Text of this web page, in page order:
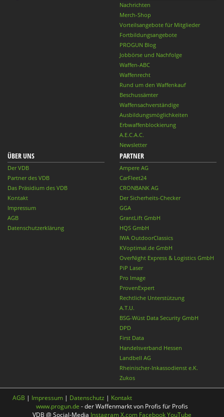
Nachrichten
Merch-Shop
Vorteilsangebote für Mitglieder
Fortbildungsangebote
PROGUN Blog
Jobbörse und Nachfolge
Waffen-ABC
Waffenrecht
Rund um den Waffenkauf
Beschussämter
Waffensachverständige
Ausbildungsmöglichkeiten
Erbwaffenblockierung
A.E.C.A.C.
Newsletter
ÜBER UNS
Der VDB
Partner des VDB
Das Präsidium des VDB
Kontakt
Impressum
AGB
Datenschutzerklärung
PARTNER
Ampere AG
CarFleet24
CRONBANK AG
Der Sicherheits-Checker
GGA
GrantLift GmbH
HQS GmbH
IWA OutdoorClassics
KVoptimal.de GmbH
OverNight Express & Logistics GmbH
PiP Laser
Pro Image
ProvenExpert
Rechtliche Unterstützung
A.T.U.
BSG-Wüst Data Security GmbH
DPD
First Data
Handelsverband Hessen
Landbell AG
Rheinischer-Inkassodienst e.K.
Zukos
AGB | Impressum | Datenschutz | Kontakt
www.progun.de - der Waffenmarkt von Profis für Profis
VDB @ Social-Media InstagramX.com FacebookYouTube